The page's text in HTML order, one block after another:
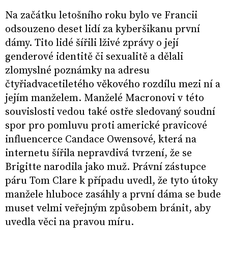
Na začátku letošního roku bylo ve Francii
odsouzeno deset lidí za kyberšikanu první
dámy. Tito lidé šířili lživé zprávy o její
genderové identitě či sexualitě a dělali
zlomyslné poznámky na adresu
čtyřiadvacetiletého věkového rozdílu mezi ní a
jejím manželem. Manželé Macronovi v této
souvislosti vedou také ostře sledovaný soudní
spor pro pomluvu proti americké pravicové
influencerce Candace Owensové, která na
internetu šířila nepravdivá tvrzení, že se
Brigitte narodila jako muž. Právní zástupce
páru Tom Clare k případu uvedl, že tyto útoky
manžele hluboce zasáhly a první dáma se bude
muset velmi veřejným způsobem bránit, aby
uvedla věci na pravou míru.